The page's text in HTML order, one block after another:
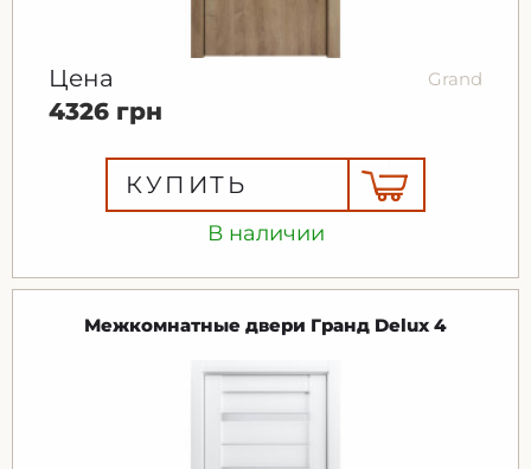
В наличии
Цена Grand
4326 грн
КУПИТЬ
Межкомнатные двери Гранд Delux 4